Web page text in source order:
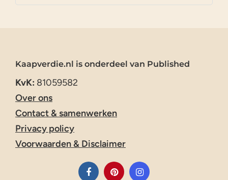
Kaapverdie.nl is onderdeel van Published
KvK: 81059582
Over ons
Contact & samenwerken
Privacy policy
Voorwaarden & Disclaimer